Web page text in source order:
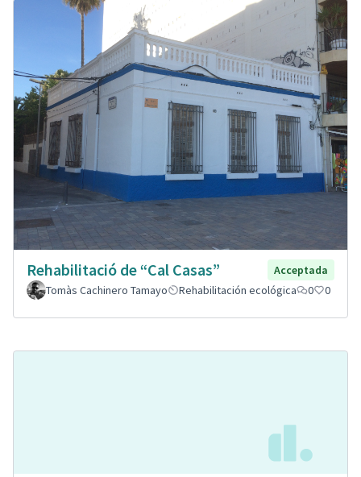
Rehabilitació de “Cal Casas”
Acceptada
Tomàs Cachinero Tamayo
Rehabilitación ecológica 0 0